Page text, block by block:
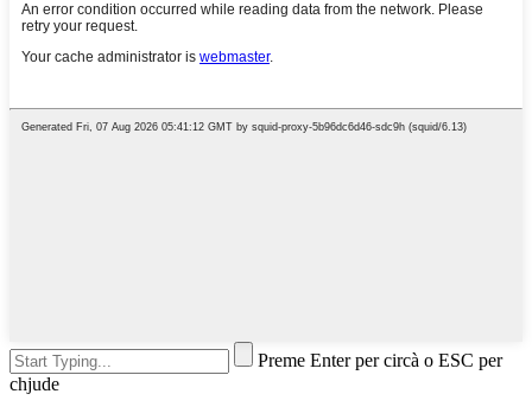
Preme Enter per circà o ESC per
chjude